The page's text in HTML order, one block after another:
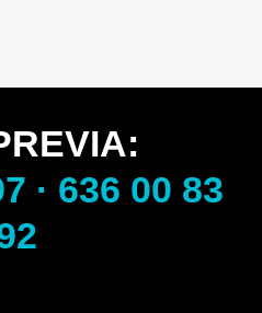
· 636 00 83